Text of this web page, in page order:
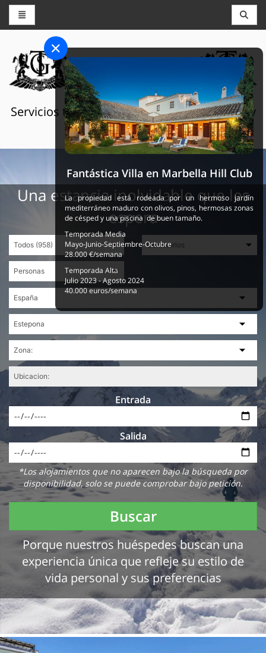
THE GRAND SELECTION
Servicios turísticos de lujo en Suiza, Francia y
España
Una estancia inolvidable que les
espera
Entrada
Salida
*Los alojamientos que no aparecen bajo la búsqueda por
disponibilidad, solo se puede comprobar bajo petición.
Buscar
Porque nuestros huéspedes buscan una
experiencia única que refleje su estilo de
vida personal y sus preferencias
Fantástica Villa en Marbella Hill Club
La propiedad está rodeada por un hermoso jardín
mediterráneo maduro con olivos, pinos, hermosas zonas
de césped y una piscina de buen tamaño.
Temporada Media
Mayo-Junio-Septiembre-Octubre
28.000 €/semana
Temporada Alta
Julio 2023 - Agosto 2024
40.000 euros/semana